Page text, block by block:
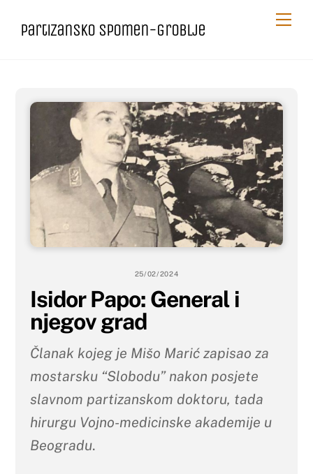
Partizansko spomen-groblje
25/02/2024
Isidor Papo: General i
njegov grad
Članak kojeg je Mišo Marić zapisao za
mostarsku “Slobodu” nakon posjete
slavnom partizanskom doktoru, tada
hirurgu Vojno-medicinske akademije u
Beogradu.